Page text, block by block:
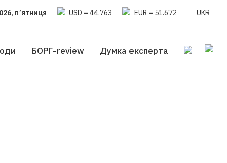
п’ятниця USD = 44.763 EUR = 51.672 UKR
БОРГ-review Думка експерта